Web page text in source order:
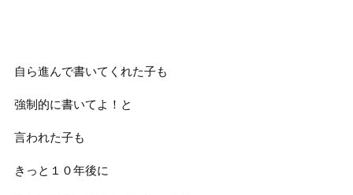
自ら進んで書いてくれた子も
強制的に書いてよ！と
言われた子も
きっと１０年後に